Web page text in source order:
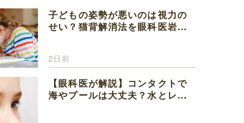
子どもの姿勢が悪いのは視力の
せい？猫背解消法を眼科医岩見
2日前
【眼科医が解説】コンタクトで
海やプールは大丈夫？水とレン